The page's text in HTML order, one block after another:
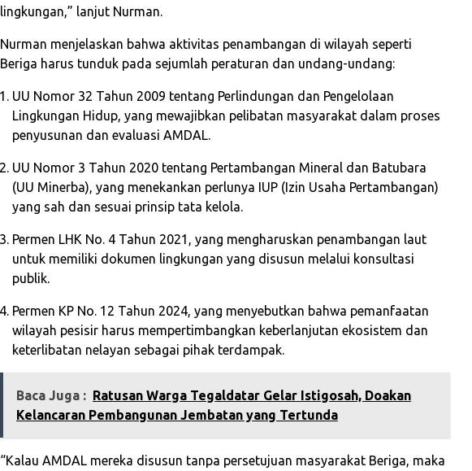
lingkungan,” lanjut Nurman.
Nurman menjelaskan bahwa aktivitas penambangan di wilayah seperti
Beriga harus tunduk pada sejumlah peraturan dan undang-undang:
UU Nomor 32 Tahun 2009 tentang Perlindungan dan Pengelolaan
Lingkungan Hidup, yang mewajibkan pelibatan masyarakat dalam proses
penyusunan dan evaluasi AMDAL.
UU Nomor 3 Tahun 2020 tentang Pertambangan Mineral dan Batubara
(UU Minerba), yang menekankan perlunya IUP (Izin Usaha Pertambangan)
yang sah dan sesuai prinsip tata kelola.
Permen LHK No. 4 Tahun 2021, yang mengharuskan penambangan laut
untuk memiliki dokumen lingkungan yang disusun melalui konsultasi
publik.
Permen KP No. 12 Tahun 2024, yang menyebutkan bahwa pemanfaatan
wilayah pesisir harus mempertimbangkan keberlanjutan ekosistem dan
keterlibatan nelayan sebagai pihak terdampak.
Baca Juga : Ratusan Warga Tegaldatar Gelar Istigosah, Doakan
Kelancaran Pembangunan Jembatan yang Tertunda
“Kalau AMDAL mereka disusun tanpa persetujuan masyarakat Beriga, maka